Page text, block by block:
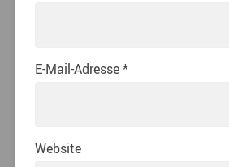
E-Mail-Adresse*
Website